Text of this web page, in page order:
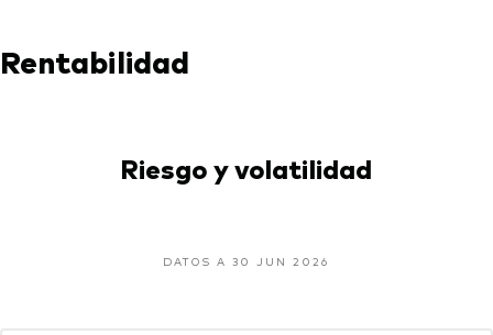
Rentabilidad
Riesgo y volatilidad
DATOS A 30 JUN 2026